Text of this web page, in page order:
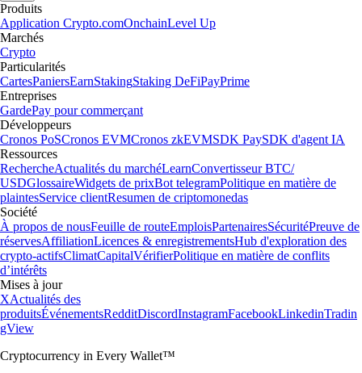
Produits
Application Crypto.comOnchainLevel Up
Marchés
Crypto
Particularités
CartesPaniersEarnStakingStaking DeFiPayPrime
Entreprises
GardePay pour commerçant
Développeurs
Cronos PoSCronos EVMCronos zkEVMSDK PaySDK d'agent IA
Ressources
RechercheActualités du marchéLearnConvertisseur BTC/
USDGlossaireWidgets de prixBot telegramPolitique en matière de
plaintesService clientResumen de criptomonedas
Société
À propos de nousFeuille de routeEmploisPartenairesSécuritéPreuve de
réservesAffiliationLicences & enregistrementsHub d'exploration des
crypto-actifsClimatCapitalVérifierPolitique en matière de conflits
d’intérêts
Mises à jour
XActualités des
produitsÉvénementsRedditDiscordInstagramFacebookLinkedinTradin
gView
Cryptocurrency in Every Wallet™